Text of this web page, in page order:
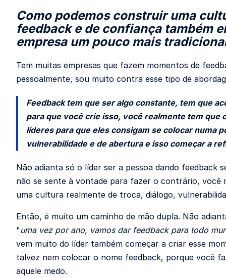
Como podemos construir uma
feedback e de confiança também
empresa um pouco mais
Tem muitas empresas que fazem momentos de
pessoalmente, sou muito contra esse tipo de
Feedback tem que ser algo constante, tem que
para que você crie isso, você realmente tem que
líderes para que eles consigam se colocar numa
vulnerabilidade e de abertura e isso começar a
Não adianta só o líder ser a pessoa dando feedback
não se sente à vontade para fazer o contrário, você
uma cultura realmente de troca, diálogo,
Então, é muito um caminho de mão dupla. Não
"uma vez por ano, vamos dar feedback para todo
vem muito do líder também começar a criar esse
talvez nem colocar o nome feedback, porque você
aquele medo.